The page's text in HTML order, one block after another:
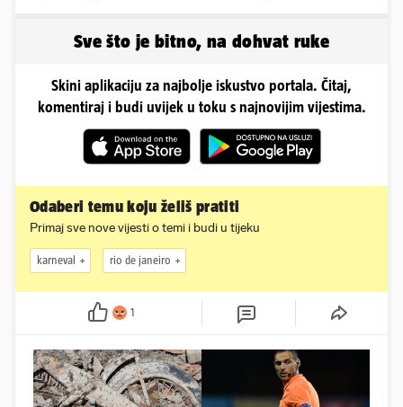
Sve što je bitno, na dohvat ruke
Skini aplikaciju za najbolje iskustvo portala. Čitaj,
komentiraj i budi uvijek u toku s najnovijim vijestima.
Odaberi temu koju želiš pratiti
Primaj sve nove vijesti o temi i budi u tijeku
karneval rio de janeiro
1